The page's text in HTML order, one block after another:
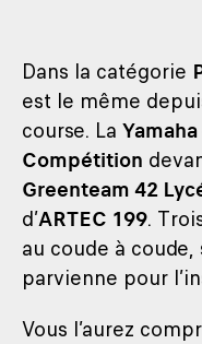
Dans la catégorie
est le même
course. La
Compétition
Greenteam 42
d’ARTEC 199.
au coude à coude,
parvienne pour
Vous l’aurez